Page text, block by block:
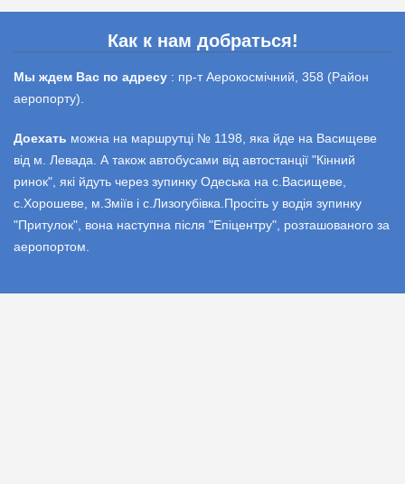
Как к нам добраться!
Мы ждем Вас по адресу : пр-т Аерокосмічний, 358 (Район
аеропорту).
Доехать можна на маршрутці № 1198, яка йде на Васищеве
від м. Левада. А також автобусами від автостанції "Кінний
ринок", які йдуть через зупинку Одеська на с.Васищеве,
с.Хорошеве, м.Зміїв і с.Лизогубівка.Просіть у водія зупинку
"Притулок", вона наступна після "Епіцентру", розташованого за
аеропортом.